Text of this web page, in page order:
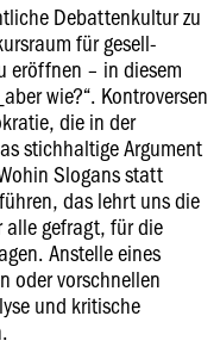
Debattenkultur zu
für gesell-
eröffnen – in diesem
wie?“. Kontroversen
die in der
stichhaltige Argument
Slogans statt
das lehrt uns die
alle gefragt, für die
Anstelle eines
oder vorschnellen
und kritische